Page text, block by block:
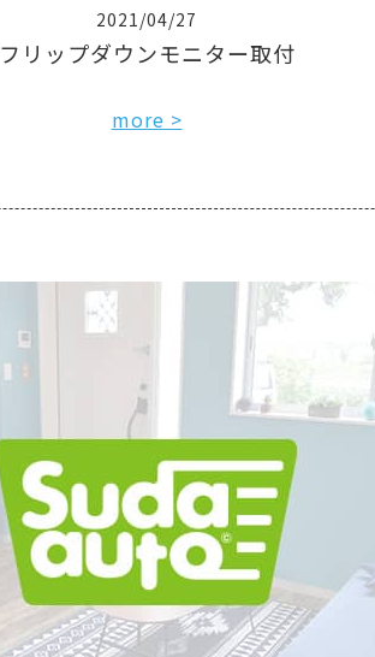
2021/04/27
フリップダウンモニター取付
more >